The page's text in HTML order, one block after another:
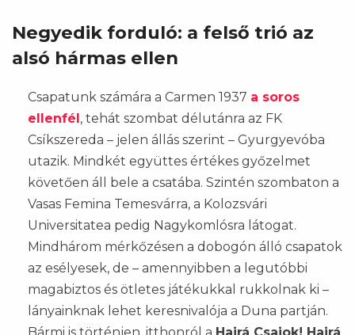
Negyedik forduló: a felső trió az
alsó hármas ellen
Csapatunk számára a Carmen 1937 a soros
ellenfél, tehát szombat délutánra az FK
Csíkszereda – jelen állás szerint – Gyurgyevóba
utazik. Mindkét együttes értékes győzelmet
követően áll bele a csatába. Szintén szombaton a
Vasas Femina Temesvárra, a Kolozsvári
Universitatea pedig Nagykomlósra látogat.
Mindhárom mérkőzésen a dobogón álló csapatok
az esélyesek, de – amennyibben a legutóbbi
magabiztos és ötletes játékukkal rukkolnak ki –
lányainknak lehet keresnivalója a Duna partján.